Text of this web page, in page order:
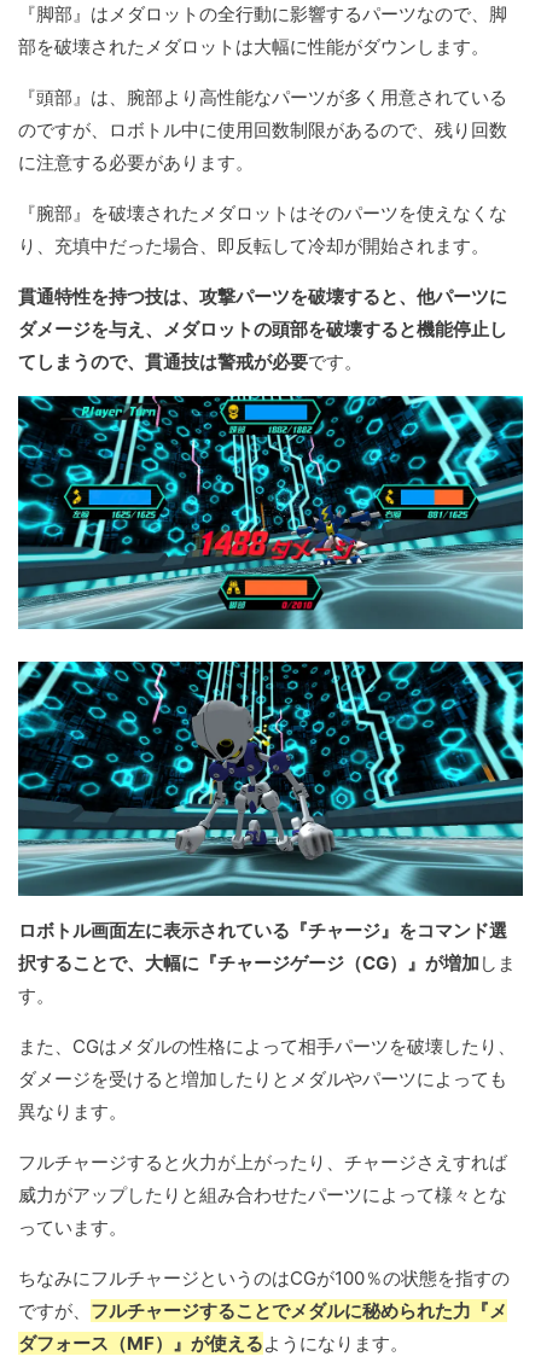
『脚部』はメダロットの全行動に影響するパーツなので、脚
部を破壊されたメダロットは大幅に性能がダウンします。
『頭部』は、腕部より高性能なパーツが多く用意されている
のですが、ロボトル中に使用回数制限があるので、残り回数
に注意する必要があります。
『腕部』を破壊されたメダロットはそのパーツを使えなくな
り、充填中だった場合、即反転して冷却が開始されます。
貫通特性を持つ技は、攻撃パーツを破壊すると、他パーツに
ダメージを与え、メダロットの頭部を破壊すると機能停止し
てしまうので、貫通技は警戒が必要です。
ロボトル画面左に表示されている『チャージ』をコマンド選
択することで、大幅に『チャージゲージ（CG）』が増加 しま
す。
また、CGはメダルの性格によって相手パーツを破壊したり、
ダメージを受けると増加したりとメダルやパーツによっても
異なります。
フルチャージすると火力が上がったり、チャージさえすれば
威力がアップしたりと組み合わせたパーツによって様々とな
っています。
ちなみにフルチャージというのはCGが100％の状態を指すの
ですが、 フルチャージすることでメダルに秘められた力『メ
ダフォース（MF）』が使えるようになります。